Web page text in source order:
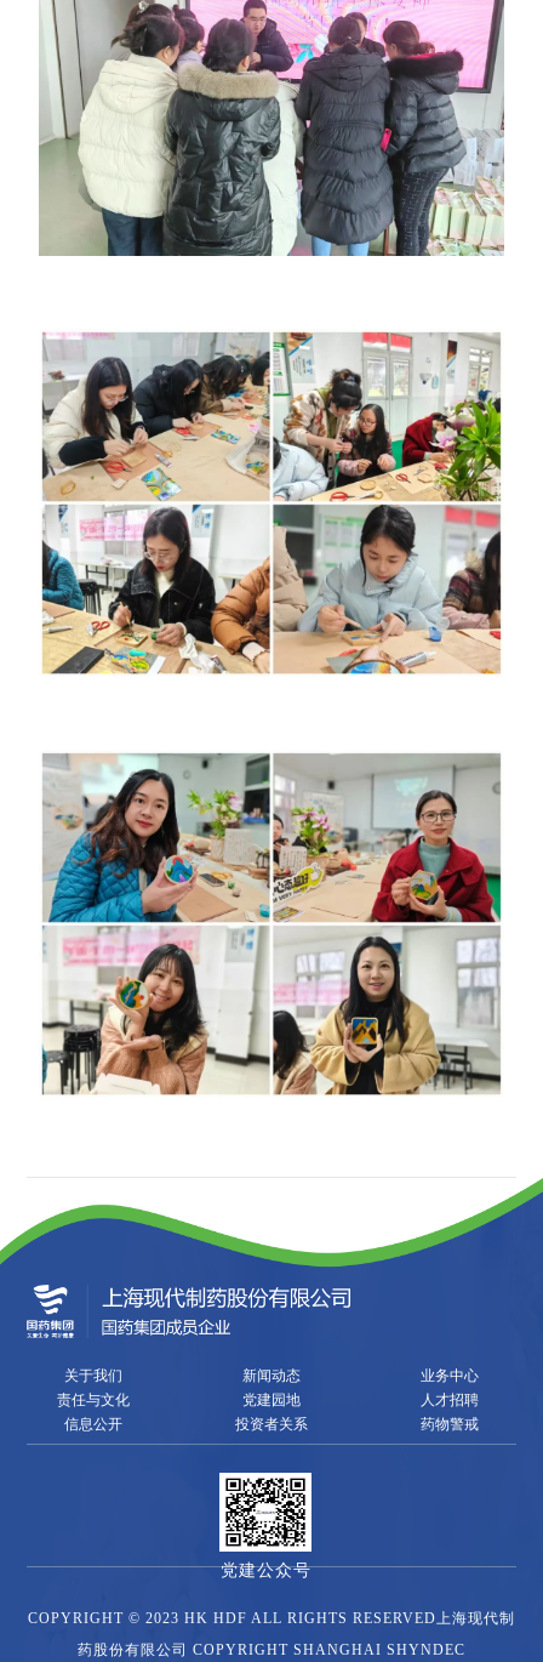
关于我们 新闻动态
业务中心
责任与文化
党建园地
人才招聘
信息公开
投资者关系 药物警戒
党建公众号
COPYRIGHT © 2023 HK HDF ALL RIGHTS RESERVED上海现代制
药股份有限公司 COPYRIGHT SHANGHAI SHYNDEC